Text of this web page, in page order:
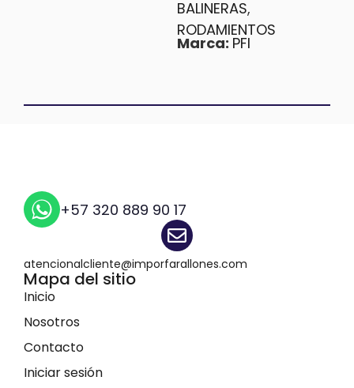
BALINERAS,
RODAMIENTOS
Marca: PFI
+57 320 889 90 17
atencionalcliente@imporfarallones.com
Mapa del sitio
Inicio
Nosotros
Contacto
Iniciar sesión